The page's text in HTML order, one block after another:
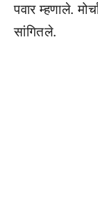
पवार म्हणाले.
सांगितले.